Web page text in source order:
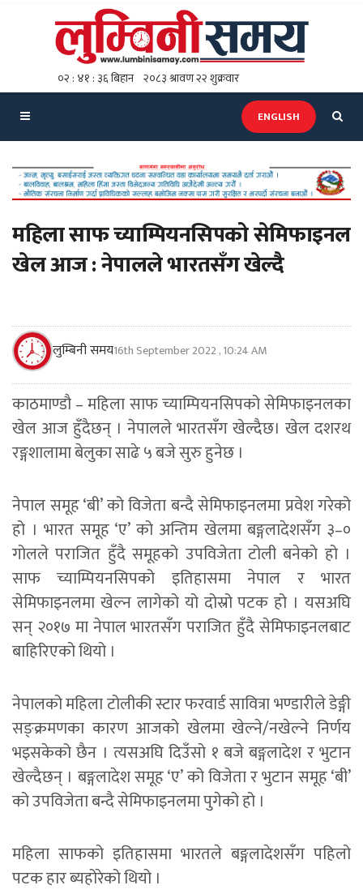
ENGLISH
महिला साफ च्याम्पियनसिपको सेमिफाइनल
खेल आज : नेपालले भारतसँग खेल्दै
लुम्बिनी समय16th September 2022 , 10:24 AM
काठमाण्डाै – महिला साफ च्याम्पियनसिपको सेमिफाइनलका
खेल आज हुँदैछन् । नेपालले भारतसँग खेल्दैछ। खेल दशरथ
रङ्गशालामा बेलुका साढे ५ बजे सुरु हुनेछ ।
नेपाल समूह ‘बी’ को विजेता बन्दै सेमिफाइनलमा प्रवेश गरेको
हो । भारत समूह ‘ए’ को अन्तिम खेलमा बङ्गलादेशसँग ३–०
गोलले पराजित हुँदै समूहको उपविजेता टोली बनेकाे हो ।
साफ च्याम्पियनसिपको इतिहासमा नेपाल र भारत
सेमिफाइनलमा खेल्न लागेको यो दोस्रो पटक हो । यसअघि
सन् २०१७ मा नेपाल भारतसँग पराजित हुँदै सेमिफाइनलबाट
बाहिरिएको थियो ।
नेपालको महिला टोलीकी स्टार फरवार्ड सावित्रा भण्डारीले डेङ्गी
सङ्क्रमणका कारण आजको खेलमा खेल्ने/नखेल्ने निर्णय
भइसकेको छैन । त्यसअघि दिउँसो १ बजे बङ्गलादेश र भुटान
खेल्दैछन् । बङ्गलादेश समूह ‘ए’ को विजेता र भुटान समूह ‘बी’
को उपविजेता बन्दै सेमिफाइनलमा पुगेको हो ।
महिला साफको इतिहासमा भारतले बङ्गलादेशसँग पहिलो
पटक हार ब्यहोरेको थियो ।